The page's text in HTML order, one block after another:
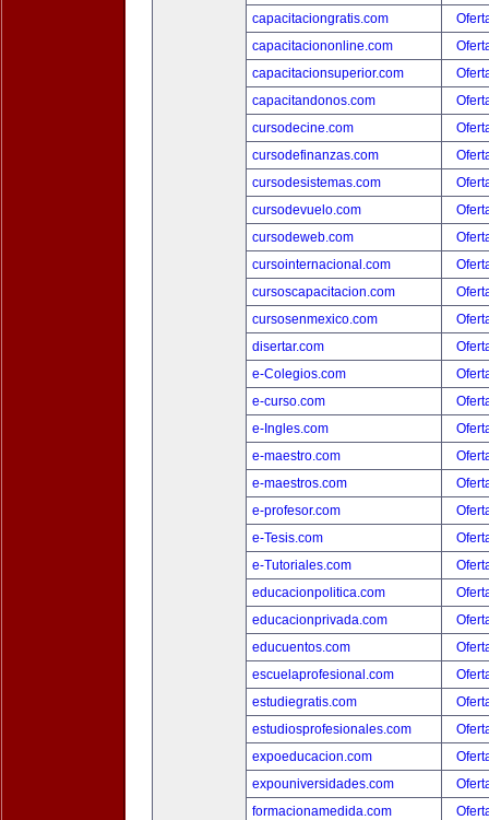
capacitaciongratis.com
capacitaciononline.com
capacitacionsuperior.com
capacitandonos.com
cursodecine.com
cursodefinanzas.com
cursodesistemas.com
cursodevuelo.com
cursodeweb.com
cursointernacional.com
cursoscapacitacion.com
cursosenmexico.com
disertar.com
e-Colegios.com
e-curso.com
e-Ingles.com
e-maestro.com
e-maestros.com
e-profesor.com
e-Tesis.com
e-Tutoriales.com
educacionpolitica.com
educacionprivada.com
educuentos.com
escuelaprofesional.com
estudiegratis.com
estudiosprofesionales.com
expoeducacion.com
expouniversidades.com
formacionamedida.com